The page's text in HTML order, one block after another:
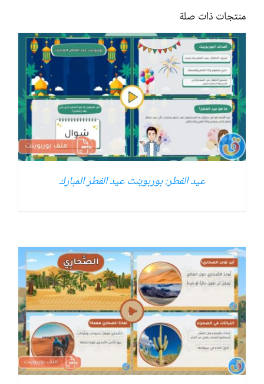
منتجات ذات صلة
عيد الفطر: بوربوينت عيد الفطر المبارك